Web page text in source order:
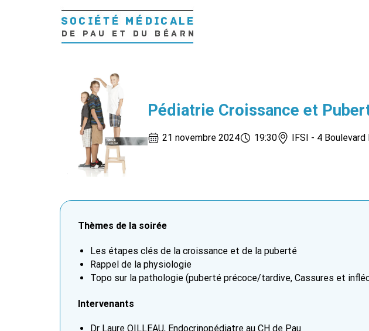
Pédiatrie Croissance et
21 novembre 2024 19:30 IFSI - 4
Thèmes de la soirée
Les étapes clés de la croissance et de la puberté
Rappel de la physiologie
Topo sur la pathologie (puberté précoce/tardive, Cassures et
Intervenants
Dr Laure OILLEAU, Endocrinopédiatre au CH de Pau